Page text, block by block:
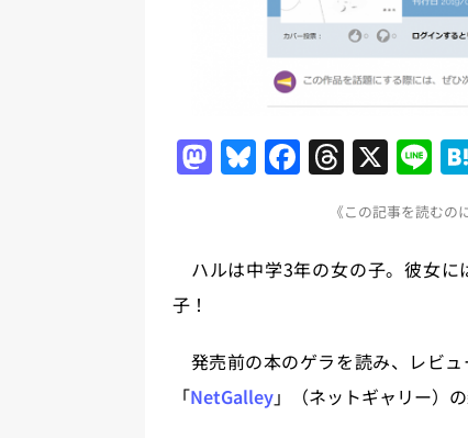
M
o
n
Bl
s
F
e
o
k
T
re
a
X Li
n
e
《この記事を読むの
ハルは中学3年の女の子。彼女に
子！
発売前の本のゲラを読み、レビ
「NetGalley」（ネットギャリー）